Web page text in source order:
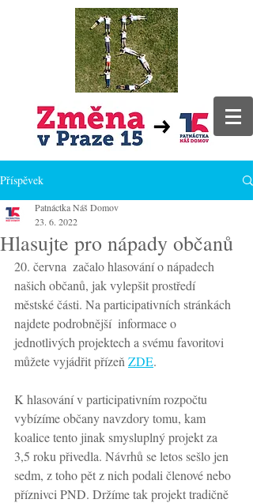
Příspěvek
Hlasujte pro nápady občanů
Patnáctka Náš Domov
23. 6. 2022
20. června  začalo hlasování o nápadech
našich občanů, jak vylepšit prostředí
městské části. Na participativních stránkách
najdete podrobnější  informace o
jednotlivých projektech a svému favoritovi
můžete vyjádřit přízeň ZDE.
K hlasování v participativním rozpočtu
vybízíme občany navzdory tomu, kam
koalice tento jinak smysluplný projekt za
3,5 roku přivedla. Návrhů se letos sešlo jen
sedm, z toho pět z nich podali členové nebo
příznivci PND. Držíme tak projekt tradičně